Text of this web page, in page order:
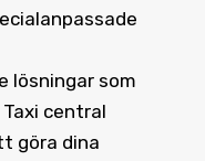
lösningar som
central
göra dina